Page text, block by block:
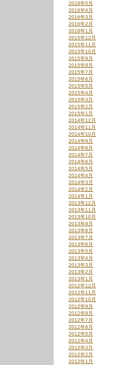
2016年5月
2016年4月
2016年3月
2016年2月
2016年1月
2015年12月
2015年11月
2015年10月
2015年9月
2015年8月
2015年7月
2015年6月
2015年5月
2015年4月
2015年3月
2015年2月
2015年1月
2014年12月
2014年11月
2014年10月
2014年9月
2014年8月
2014年7月
2014年6月
2014年5月
2014年4月
2014年3月
2014年2月
2014年1月
2013年12月
2013年11月
2013年10月
2013年9月
2013年8月
2013年7月
2013年6月
2013年5月
2013年4月
2013年3月
2013年2月
2013年1月
2012年12月
2012年11月
2012年10月
2012年9月
2012年8月
2012年7月
2012年6月
2012年5月
2012年4月
2012年3月
2012年2月
2012年1月